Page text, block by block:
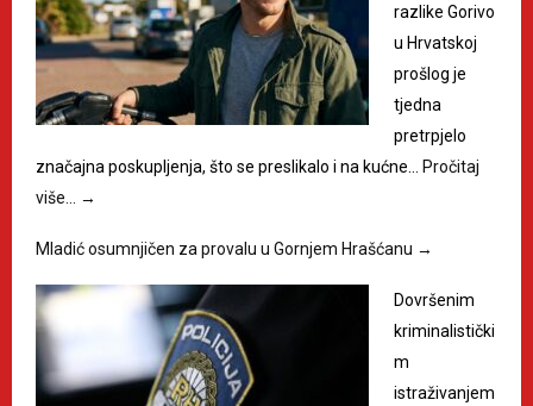
razlike Gorivo
u Hrvatskoj
prošlog je
tjedna
pretrpjelo
značajna poskupljenja, što se preslikalo i na kućne…
Pročitaj
više…
→
Mladić osumnjičen za provalu u Gornjem Hrašćanu →
Dovršenim
kriminalistički
m
istraživanjem